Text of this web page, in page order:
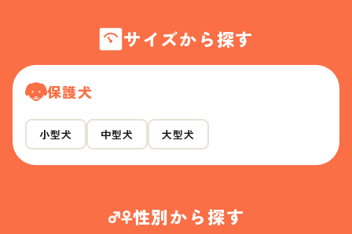
サイズから探す
保護犬
小型犬 中型犬 大型犬
性別から探す